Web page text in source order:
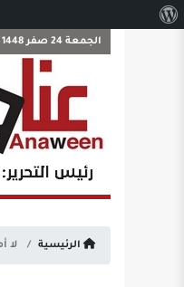
الجمعة 24 صفر 1448 هـ - 07 أغسطس 2026 م
الرئيسية لا